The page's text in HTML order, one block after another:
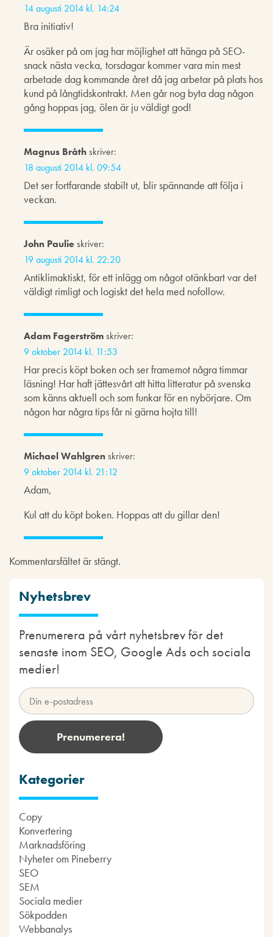
14 augusti 2014 kl. 14:24
Bra initiativ!
Är osäker på om jag har möjlighet att hänga på SEO-
snack nästa vecka, torsdagar kommer vara min mest
arbetade dag kommande året då jag arbetar på plats hos
kund på långtidskontrakt. Men går nog byta dag någon
gång hoppas jag, ölen är ju väldigt god!
Magnus Bråthskriver:
18 augusti 2014 kl. 09:54
Det ser fortfarande stabilt ut, blir spännande att följa i
veckan.
John Paulieskriver:
19 augusti 2014 kl. 22:20
Antiklimaktiskt, för ett inlägg om något otänkbart var det
väldigt rimligt och logiskt det hela med nofollow.
Adam Fagerströmskriver:
9 oktober 2014 kl. 11:53
Har precis köpt boken och ser framemot några timmar
läsning! Har haft jättesvårt att hitta litteratur på svenska
som känns aktuell och som funkar för en nybörjare. Om
någon har några tips får ni gärna hojta till!
Michael Wahlgrenskriver:
9 oktober 2014 kl. 21:12
Adam,
Kul att du köpt boken. Hoppas att du gillar den!
Kommentarsfältet är stängt.
Nyhetsbrev
Prenumerera på vårt nyhetsbrev för det
senaste inom SEO, Google Ads och sociala
medier!
Kategorier
Copy
Konvertering
Marknadsföring
Nyheter om Pineberry
SEO
SEM
Sociala medier
Sökpodden
Webbanalys